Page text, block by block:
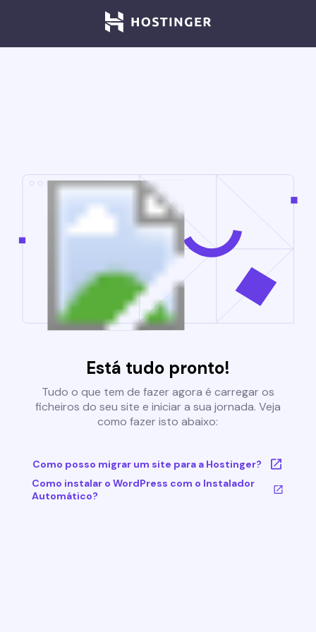
Está tudo pronto!
Tudo o que tem de fazer agora é carregar os
ficheiros do seu site e iniciar a sua jornada. Veja
como fazer isto abaixo:
Como posso migrar um site para a Hostinger?
Como instalar o WordPress com o Instalador
Automático?